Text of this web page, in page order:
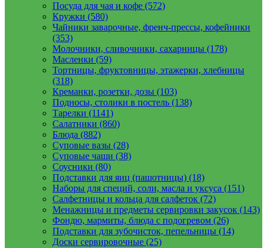
Посуда для чая и кофе (572)
Кружки (580)
Чайники заварочные, френч-прессы, кофейники
(353)
Молочники, сливочники, сахарницы (178)
Масленки (59)
Тортницы, фруктовницы, этажерки, хлебницы
(318)
Креманки, розетки, дозы (103)
Подносы, столики в постель (138)
Тарелки (1141)
Салатники (860)
Блюда (882)
Суповые вазы (28)
Суповые чаши (38)
Соусники (80)
Подставки для яиц (пашотницы) (18)
Наборы для специй, соли, масла и уксуса (151)
Салфетницы и кольца для салфеток (72)
Менажницы и предметы сервировки закусок (143)
Фондю, мармиты, блюда с подогревом (26)
Подставки для зубочисток, пепельницы (14)
Доски сервировочные (25)